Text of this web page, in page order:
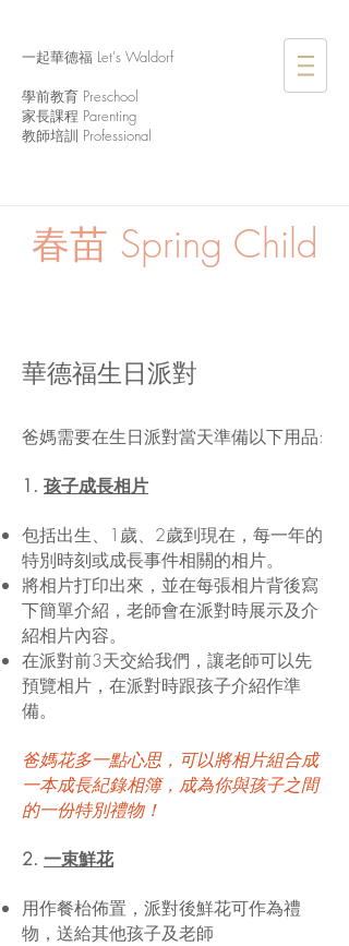
一起華德福 Let's Waldorf
學前教育 Preschool
家長課程 Parenting
教師培訓 Professional
春苗 Spring Child
華德福生日派對
爸媽需要在生日派對當天準備以下用品:
1. 孩子成長相片
包括出生、1歲、2歲到現在，每一年的
特別時刻或成長事件相關的相片。
將相片打印出來，並在每張相片背後寫
下簡單介紹，老師會在派對時展示及介
紹相片內容。
在派對前3天交給我們，讓老師可以先
預覽相片，在派對時跟孩子介紹作準
備。
爸媽花多一點心思，可以將相片組合成
一本成長紀錄相簿，成為你與孩子之間
的一份特別禮物！
2. 一束鮮花
用作餐枱佈置，派對後鮮花可作為禮
物，送給其他孩子及老師